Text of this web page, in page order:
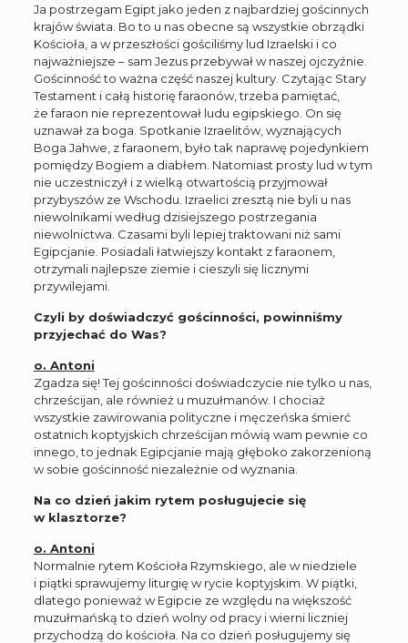
Ja postrzegam Egipt jako jeden z najbardziej gościnnych
krajów świata. Bo to u nas obecne są wszystkie obrządki
Kościoła, a w przeszłości gościliśmy lud Izraelski i co
najważniejsze – sam Jezus przebywał w naszej ojczyźnie.
Gościnność to ważna część naszej kultury. Czytając Stary
Testament i całą historię faraonów, trzeba pamiętać,
że faraon nie reprezentował ludu egipskiego. On się
uznawał za boga. Spotkanie Izraelitów, wyznających
Boga Jahwe, z faraonem, było tak naprawę pojedynkiem
pomiędzy Bogiem a diabłem. Natomiast prosty lud w tym
nie uczestniczył i z wielką otwartością przyjmował
przybyszów ze Wschodu. Izraelici zresztą nie byli u nas
niewolnikami według dzisiejszego postrzegania
niewolnictwa. Czasami byli lepiej traktowani niż sami
Egipcjanie. Posiadali łatwiejszy kontakt z faraonem,
otrzymali najlepsze ziemie i cieszyli się licznymi
przywilejami.
Czyli by doświadczyć gościnności, powinniśmy
przyjechać do Was?
o. Antoni
Zgadza się! Tej gościnności doświadczycie nie tylko u nas,
chrześcijan, ale również u muzułmanów. I chociaż
wszystkie zawirowania polityczne i męczeńska śmierć
ostatnich koptyjskich chrześcijan mówią wam pewnie co
innego, to jednak Egipcjanie mają głęboko zakorzenioną
w sobie gościnność niezależnie od wyznania.
Na co dzień jakim rytem posługujecie się
w klasztorze?
o. Antoni
Normalnie rytem Kościoła Rzymskiego, ale w niedziele
i piątki sprawujemy liturgię w rycie koptyjskim. W piątki,
dlatego ponieważ w Egipcie ze względu na większość
muzułmańską to dzień wolny od pracy i wierni liczniej
przychodzą do kościoła. Na co dzień posługujemy się